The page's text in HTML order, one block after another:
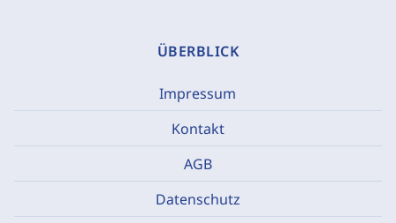
ÜBERBLICK
Impressum
Kontakt
AGB
Datenschutz